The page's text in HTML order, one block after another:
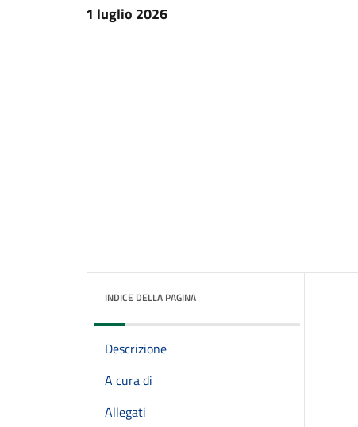
1 luglio 2026
INDICE DELLA PAGINA
Descrizione
A cura di
Allegati